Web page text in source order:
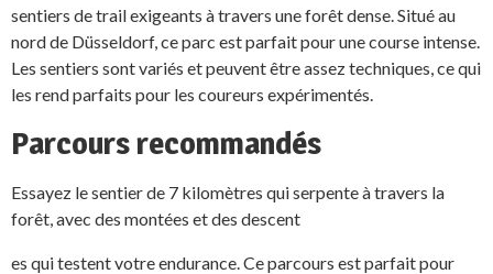
sentiers de trail exigeants à travers une forêt dense. Situé au
nord de Düsseldorf, ce parc est parfait pour une course intense.
Les sentiers sont variés et peuvent être assez techniques, ce qui
les rend parfaits pour les coureurs expérimentés.
Parcours recommandés
Essayez le sentier de 7 kilomètres qui serpente à travers la
forêt, avec des montées et des descent
es qui testent votre endurance. Ce parcours est parfait pour